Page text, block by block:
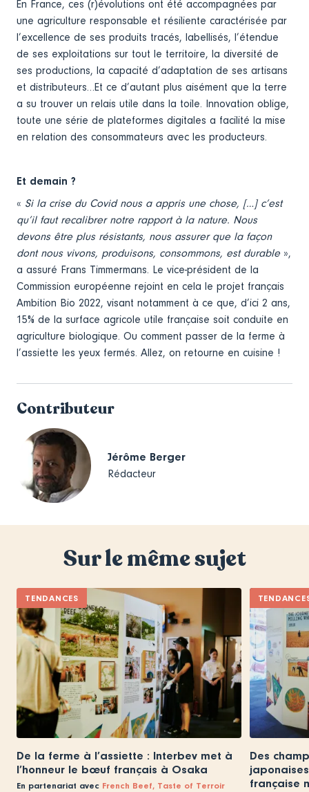
En France, ces (r)évolutions ont été accompagnées par
une agriculture responsable et résiliente caractérisée par
l’excellence de ses produits tracés, labellisés, l’étendue
de ses exploitations sur tout le territoire, la diversité de
ses productions, la capacité d’adaptation de ses artisans
et distributeurs…Et ce d’autant plus aisément que la terre
a su trouver un relais utile dans la toile. Innovation oblige,
toute une série de plateformes digitales a facilité la mise
en relation des consommateurs avec les producteurs.
Et demain ?
« Si la crise du Covid nous a appris une chose, […] c’est
qu’il faut recalibrer notre rapport à la nature. Nous
devons être plus résistants, nous assurer que la façon
dont nous vivons, produisons, consommons, est durable »,
a assuré Frans Timmermans. Le vice-président de la
Commission européenne rejoint en cela le projet français
Ambition Bio 2022, visant notamment à ce que, d’ici 2 ans,
15% de la surface agricole utile française soit conduite en
agriculture biologique. Ou comment passer de la ferme à
l’assiette les yeux fermés. Allez, on retourne en cuisine !
Contributeur
Jérôme Berger
Rédacteur
Sur le même sujet
TENDANCES
De la ferme à l’assiette : Interbev met à
l’honneur le bœuf français à Osaka
En partenariat avec French Beef, Taste of Terroir
Des
française